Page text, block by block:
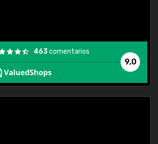
9,0
463comentarios